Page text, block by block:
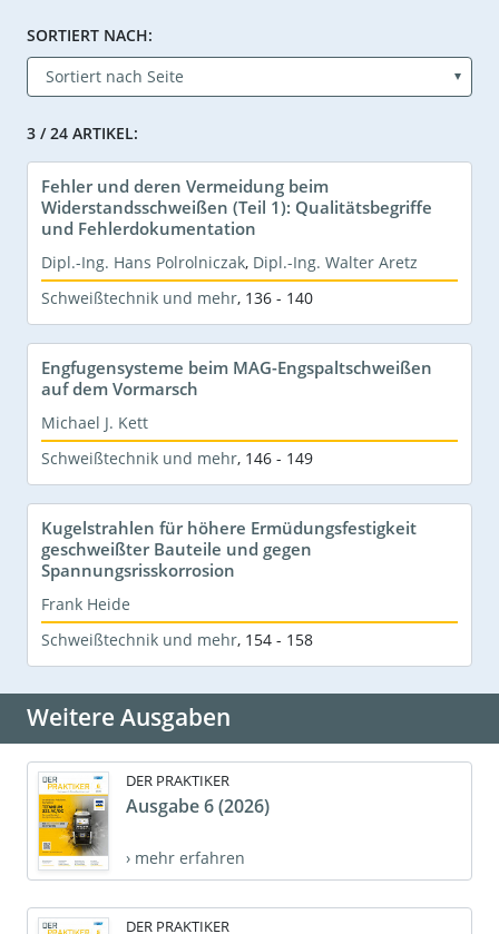
SORTIERT NACH:
3 / 24 ARTIKEL:
Fehler und deren Vermeidung beim
Widerstandsschweißen (Teil 1): Qualitätsbegriffe
und Fehlerdokumentation
Dipl.-Ing. Hans Polrolniczak, Dipl.-Ing. Walter Aretz
Schweißtechnik und mehr, 136 - 140
Engfugensysteme beim MAG-Engspaltschweißen
auf dem Vormarsch
Michael J. Kett
Schweißtechnik und mehr, 146 - 149
Kugelstrahlen für höhere Ermüdungsfestigkeit
geschweißter Bauteile und gegen
Spannungsrisskorrosion
Frank Heide
Schweißtechnik und mehr, 154 - 158
Weitere Ausgaben
DER PRAKTIKER
Ausgabe 6 (2026)
› mehr erfahren
DER PRAKTIKER